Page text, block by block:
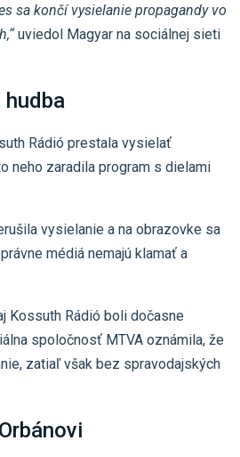
sa končí vysielanie propagandy vo
uviedol Magyar na sociálnej sieti
Rádió prestala vysielať
neho zaradila program s dielami
vysielanie a na obrazovke sa
médiá nemajú klamať a
Kossuth Rádió boli dočasne
spoločnosť MTVA oznámila, že
zatiaľ však bez spravodajských